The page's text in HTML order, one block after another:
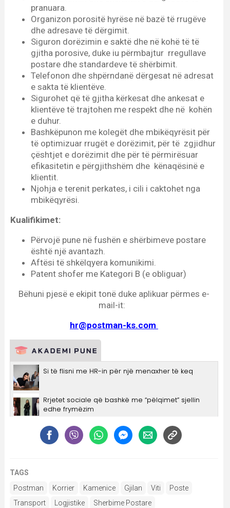
TAGS
Postman
Korrier Kamenice Gjilan Viti
Poste
Transport
Logjistike Sherbime Postare